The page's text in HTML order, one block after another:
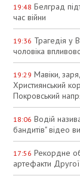
19:48 Белград
час війни
19:36 Трагедія у
чоловіка
19:29 Мавіки,
Християнський
Покровський
18:06 Водій
бандитів" відео
17:56 Рекордне
артефакти Другої